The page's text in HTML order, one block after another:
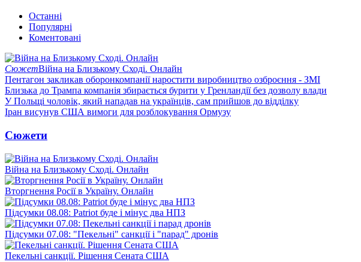
Останні
Популярні
Коментовані
СюжетВійна на Близькому Сході. Онлайн
Пентагон закликав оборонкомпанії наростити виробництво озброєння - ЗМІ
Близька до Трампа компанія збирається бурити у Гренландії без дозволу влади
У Польщі чоловік, який нападав на українців, сам прийшов до відділку
Іран висунув США вимоги для розблокування Ормузу
Сюжети
Війна на Близькому Сході. Онлайн
Вторгнення Росії в Україну. Онлайн
Підсумки 08.08: Patriot буде і мінус два НПЗ
Підсумки 07.08: "Пекельні" санкції і "парад" дронів
Пекельні санкції. Рішення Сената США